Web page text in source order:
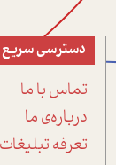
دسترسی سریع
تماس با ما
درباره‌ی ما
تعرفه تبلیغات